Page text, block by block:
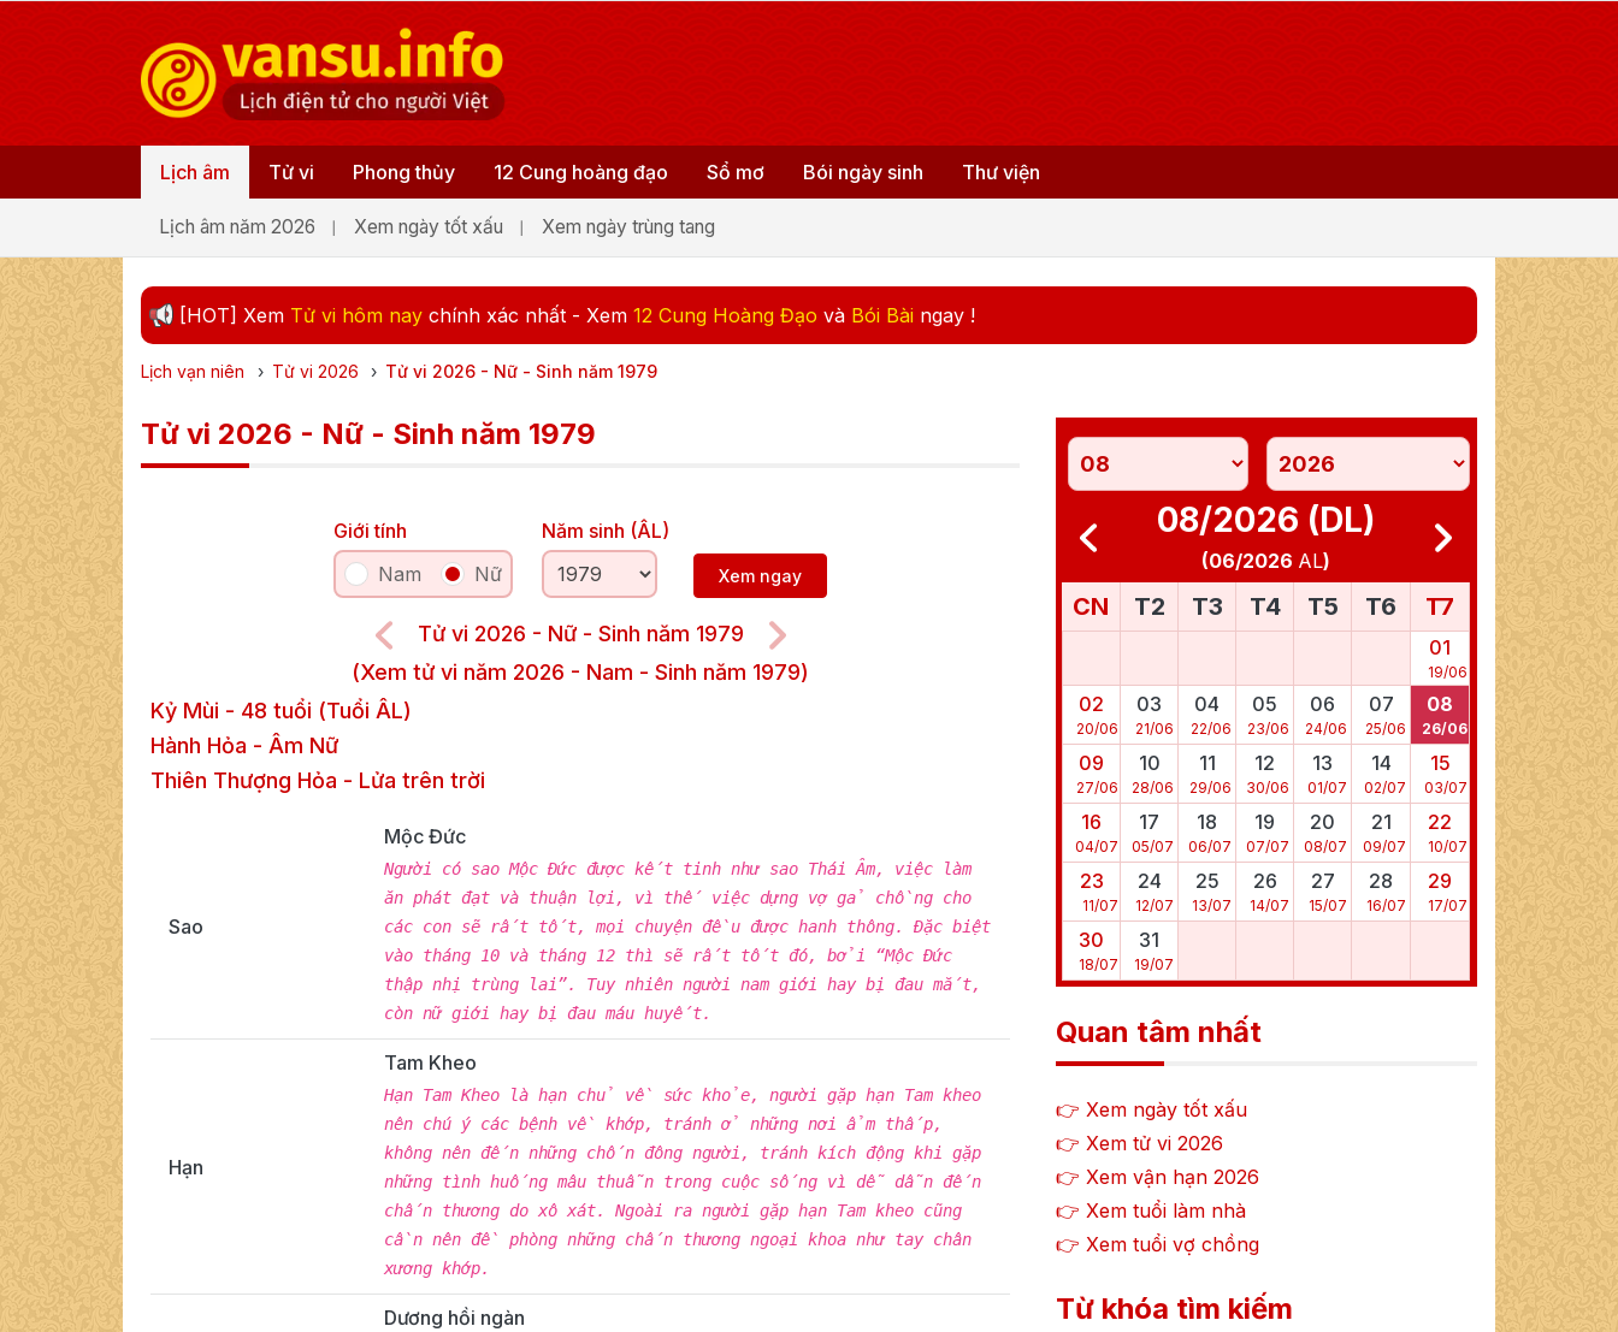
Lịch âm
Lịch âm năm 2026 Xem ngày tốt xấu Xem ngày trùng tang
Tử vi Phong thủy 12 Cung hoàng đạo Sổ mơ Bói ngày sinh Thư viện
[HOT] Xem Tử vi hôm nay chính xác nhất - Xem 12 Cung Hoàng Đạo và Bói Bài ngay !
Lịch vạn niên › Tử vi 2026 › Tử vi 2026 - Nữ - Sinh năm 1979
Tử vi 2026 - Nữ - Sinh năm 1979
Giới tính
Nam
Nữ
Năm sinh (ÂL)
Xem ngay
Tử vi 2026 - Nữ - Sinh năm 1979
(Xem tử vi năm 2026 - Nam - Sinh năm 1979)
Kỷ Mùi - 48 tuổi (Tuổi ÂL)
Hành Hỏa - Âm Nữ
Thiên Thượng Hỏa - Lửa trên trời
Sao
Mộc Đức
Người có sao Mộc Đức được kết tinh như sao Thái Âm, việc làm
ăn phát đạt và thuận lợi, vì thế việc dựng vợ gả chồng cho
các con sẽ rất tốt, mọi chuyện đều được hanh thông. Đặc biệt
vào tháng 10 và tháng 12 thì sẽ rất tốt đó, bởi “Mộc Đức
thập nhị trùng lai”. Tuy nhiên người nam giới hay bị đau mắt,
còn nữ giới hay bị đau máu huyết.
Hạn
Tam Kheo
Hạn Tam Kheo là hạn chủ về sức khỏe, người gặp hạn Tam kheo
nên chú ý các bệnh về khớp, tránh ở những nơi ẩm thấp,
không nên đến những chốn đông người, tránh kích động khi gặp
những tình huống mâu thuẫn trong cuộc sống vì dễ dẫn đến
chấn thương do xô xát. Ngoài ra người gặp hạn Tam kheo cũng
cần nên đề phòng những chấn thương ngoại khoa như tay chân
xương khớp.
Dương hồi ngàn
08/2026 (DL)
(06/2026 AL)
CN T2 T3 T4 T5 T6 T7
01
19/06
02
20/06
03
21/06
04
22/06
05
23/06
06
24/06
07
25/06
08
26/06
09
27/06
10
28/06
11
29/06
12
30/06
13
01/07
14
02/07
15
03/07
16
04/07
17
05/07
18
06/07
19
07/07
20
08/07
21
09/07
22
10/07
23
11/07
24
12/07
25
13/07
26
14/07
27
15/07
28
16/07
29
17/07
30
18/07
31
19/07
Quan tâm nhất
👉 Xem ngày tốt xấu
👉 Xem tử vi 2026
👉 Xem vận hạn 2026
👉 Xem tuổi làm nhà
👉 Xem tuổi vợ chồng
Từ khóa tìm kiếm